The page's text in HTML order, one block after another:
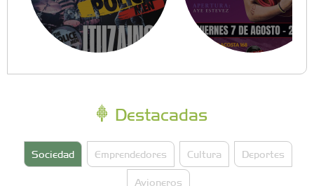
Destacadas
Sociedad Emprendedores Cultura Deportes
Avioneros